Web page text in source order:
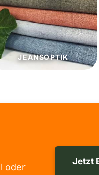
NÄHZUTATEN
oder
Jetzt